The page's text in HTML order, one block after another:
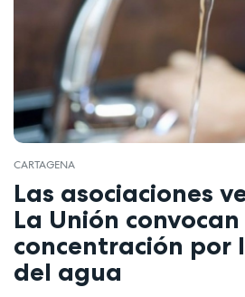
CARTAGENA
Las asociaciones
La Unión
concentración por
del agua